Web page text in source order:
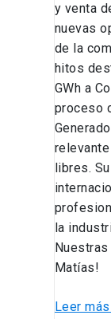
y venta
nuevas
de la
hitos
GWh a
proceso
libres.
la
Matías!
Leer más